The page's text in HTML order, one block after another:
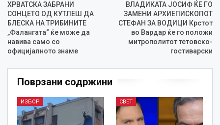
ХРВАТСКА ЗАБРАНИ
СОНЦЕТО ОД КУТЛЕШ ДА
БЛЕСКА НА ТРИБИНИТЕ
„Фалангата“ ќе може да
навива само со
официјалното знаме
ВЛАДИКАТА ЈОСИФ ЌЕ ГО
ЗАМЕНИ АРХИЕПИСКОПОТ
СТЕФАН ЗА ВОДИЦИ Крстот
во Вардар ќе го положи
митрополитот тетовско-
гостиварски
Поврзани содржини
ИЗБОР СВЕТ